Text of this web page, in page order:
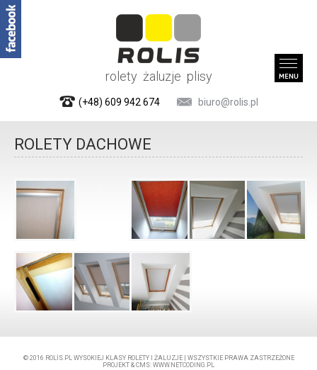
rolety żaluzje plisy
(+48) 609 942 674 biuro@rolis.pl
ROLETY DACHOWE
© 2016 ROLIS.PLWYSOKIEJ KLASY ROLETY I ŻALUZJE | WSZYSTKIE PRAWA ZASTRZEŻONE
PROJEKT & CMS: WWW.NETCODING.PL